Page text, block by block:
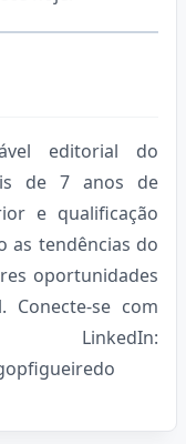
editorial do
de 7 anos de
e qualificação
as tendências do
oportunidades
se com